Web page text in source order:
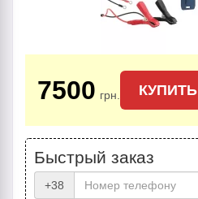
7500 грн. КУПИТЬ
Быстрый заказ
+38